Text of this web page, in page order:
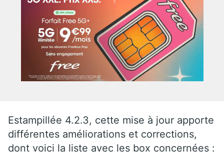
Estampillée 4.2.3, cette mise à jour apporte
différentes améliorations et corrections,
dont voici la liste avec les box concernées :